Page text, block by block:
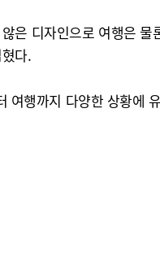
은 디자인으로 여행은 물
다.
여행까지 다양한 상황에